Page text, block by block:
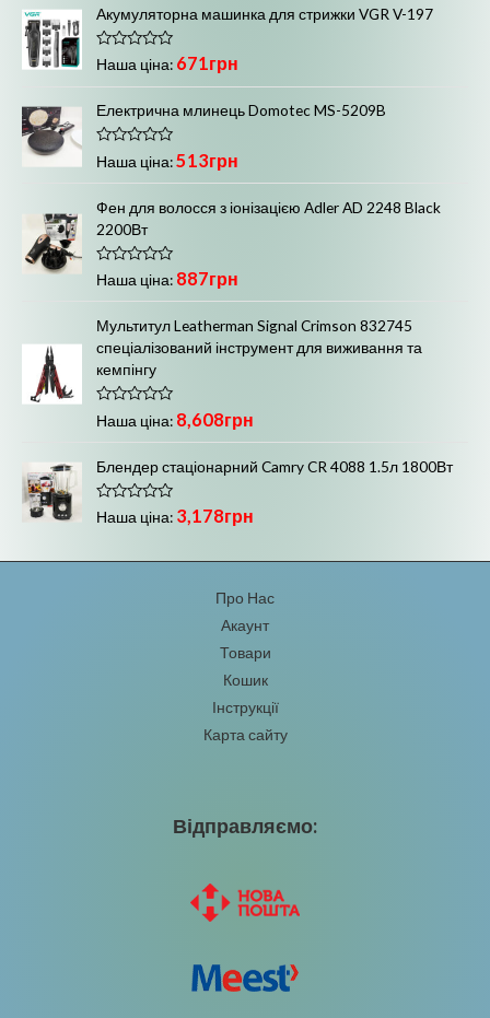
е
н
о
в
з
5
Акумуляторна машинка для стрижки VGR V-197
О
ц
і
н
е
н
о
в
з
5
Наша ціна: 671грн
Електрична млинець Domotec MS-5209B
О
ц
і
е
н
в
з
5
Наша ціна:513грн
Фен для волосся з іонізацією Adler AD 2248 Black
2200Вт
О
ц
н
е
н
в
0
з
5
Наша ціна: 887грн
Мультитул Leatherman Signal Crimson 832745
спеціалізований інструмент для виживання та
кемпінгу
О
ц
е
н
о
в
Наша ціна: 8,608грн
Блендер стаціонарний Camry CR 4088 1.5л 1800Вт
О
ц
Наша ціна: 3,178грн
Про Нас
Акаунт
Товари
Кошик
Інструкції
Карта сайту
Відправляємо: